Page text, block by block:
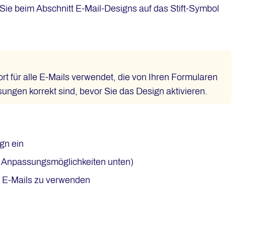
beim Abschnitt E-Mail-Designs auf das Stift-Symbol
für alle E-Mails verwendet, die von Ihren Formularen
korrekt sind, bevor Sie das Design aktivieren.
ein
unten)
Mails zu verwenden